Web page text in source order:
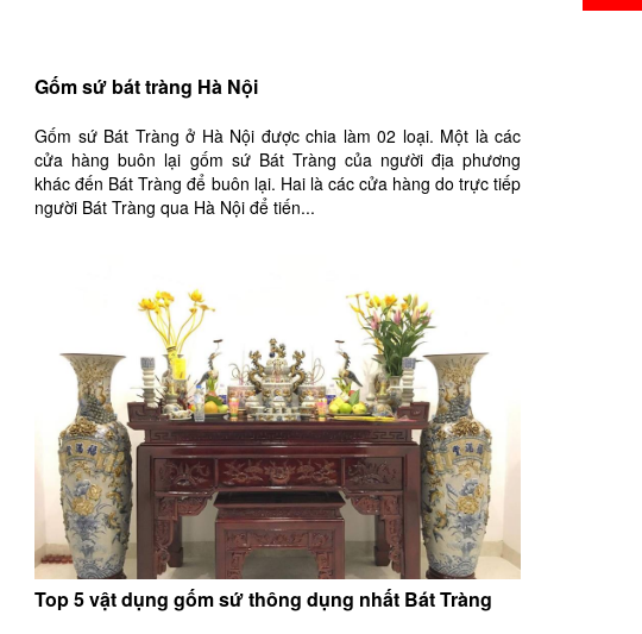
Gốm sứ bát tràng Hà Nội
Gốm sứ Bát Tràng ở Hà Nội được chia làm 02 loại. Một là các
cửa hàng buôn lại gốm sứ Bát Tràng của người địa phương
khác đến Bát Tràng để buôn lại. Hai là các cửa hàng do trực tiếp
người Bát Tràng qua Hà Nội để tiến...
Top 5 vật dụng gốm sứ thông dụng nhất Bát Tràng